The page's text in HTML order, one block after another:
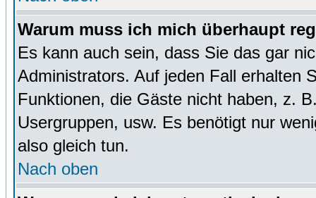
Warum muss ich mich überhaupt
Es kann auch sein, dass Sie das gar
Administrators. Auf jeden Fall erhalten
Funktionen, die Gäste nicht haben, z.
Usergruppen, usw. Es benötigt nur
also gleich tun.
Nach oben